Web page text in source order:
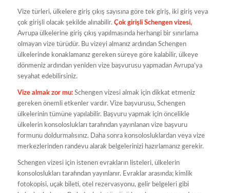
Vize türleri, ülkelere giriş çıkış sayısına göre tek giriş, iki giriş veya
çok girişli olacak şekilde alınabilir. Çok girişli Schengen vizesi,
Avrupa ülkelerine giriş çıkış yapılmasında herhangi bir sınırlama
olmayan vize türüdür. Bu vizeyi almanız ardından Schengen
ülkelerinde konaklamanız gereken süreye göre kalabilir, ülkeye
dönmeniz ardından yeniden vize başvurusu yapmadan Avrupa’ya
seyahat edebilirsiniz.
Vize almak zor mu: Schengen vizesi almak için dikkat etmeniz
gereken önemli etkenler vardır. Vize başvurusu, Schengen
ülkelerinin tümüne yapılabilir. Başvuru yapmak için öncelikle
ülkelerin konsoloslukları tarafından yayınlanan vize başvuru
formunu doldurmalısınız. Daha sonra konsolosluklardan veya vize
merkezlerinden randevu alarak belgelerinizi hazırlamanız gerekir.
Schengen vizesi için istenen evrakların listeleri, ülkelerin
konsoloslukları tarafından yayınlanır. Evraklar arasında; kimlik
fotokopisi, uçak bileti, otel rezervasyonu, gelir belgeleri gibi